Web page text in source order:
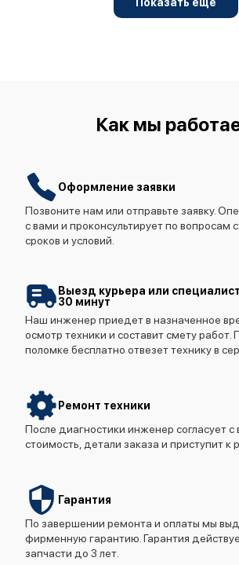
Показать ещё
Как мы
Оформление заявки
Позвоните нам или отправьте заявку.
с вами и проконсультирует по вопросам
сроков и условий.
Выезд курьера или
30 минут
Наш инженер приедет в назначенное
осмотр техники и составит смету работ.
поломке бесплатно отвезет технику в
Ремонт техники
После диагностики инженер согласует с
стоимость, детали заказа и приступит к
Гарантия
По завершении ремонта и оплаты мы
фирменную гарантию. Гарантия
запчасти до 3 лет.